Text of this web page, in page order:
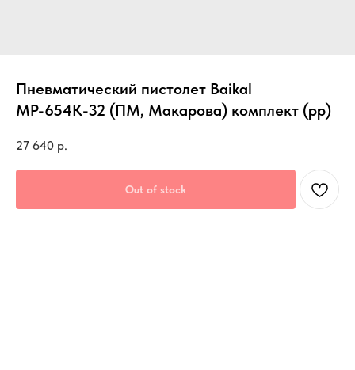
Пневматический пистолет Baikal
МР-654К-32 (ПМ, Макарова) комплект (рр)
27 640 р.
Out of stock